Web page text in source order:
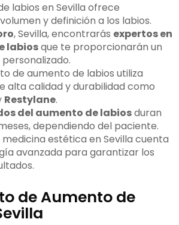
labios en Sevilla ofrece
y definición a los labios.
, Sevilla, encontrarás expertos en
labiosque te proporcionarán un
de aumento de labios utiliza
alta calidad y durabilidad como
Restylane.
del aumento de labiosduran
dependiendo del paciente.
medicina estética en Sevilla cuenta
avanzada para garantizar los
de Aumento de